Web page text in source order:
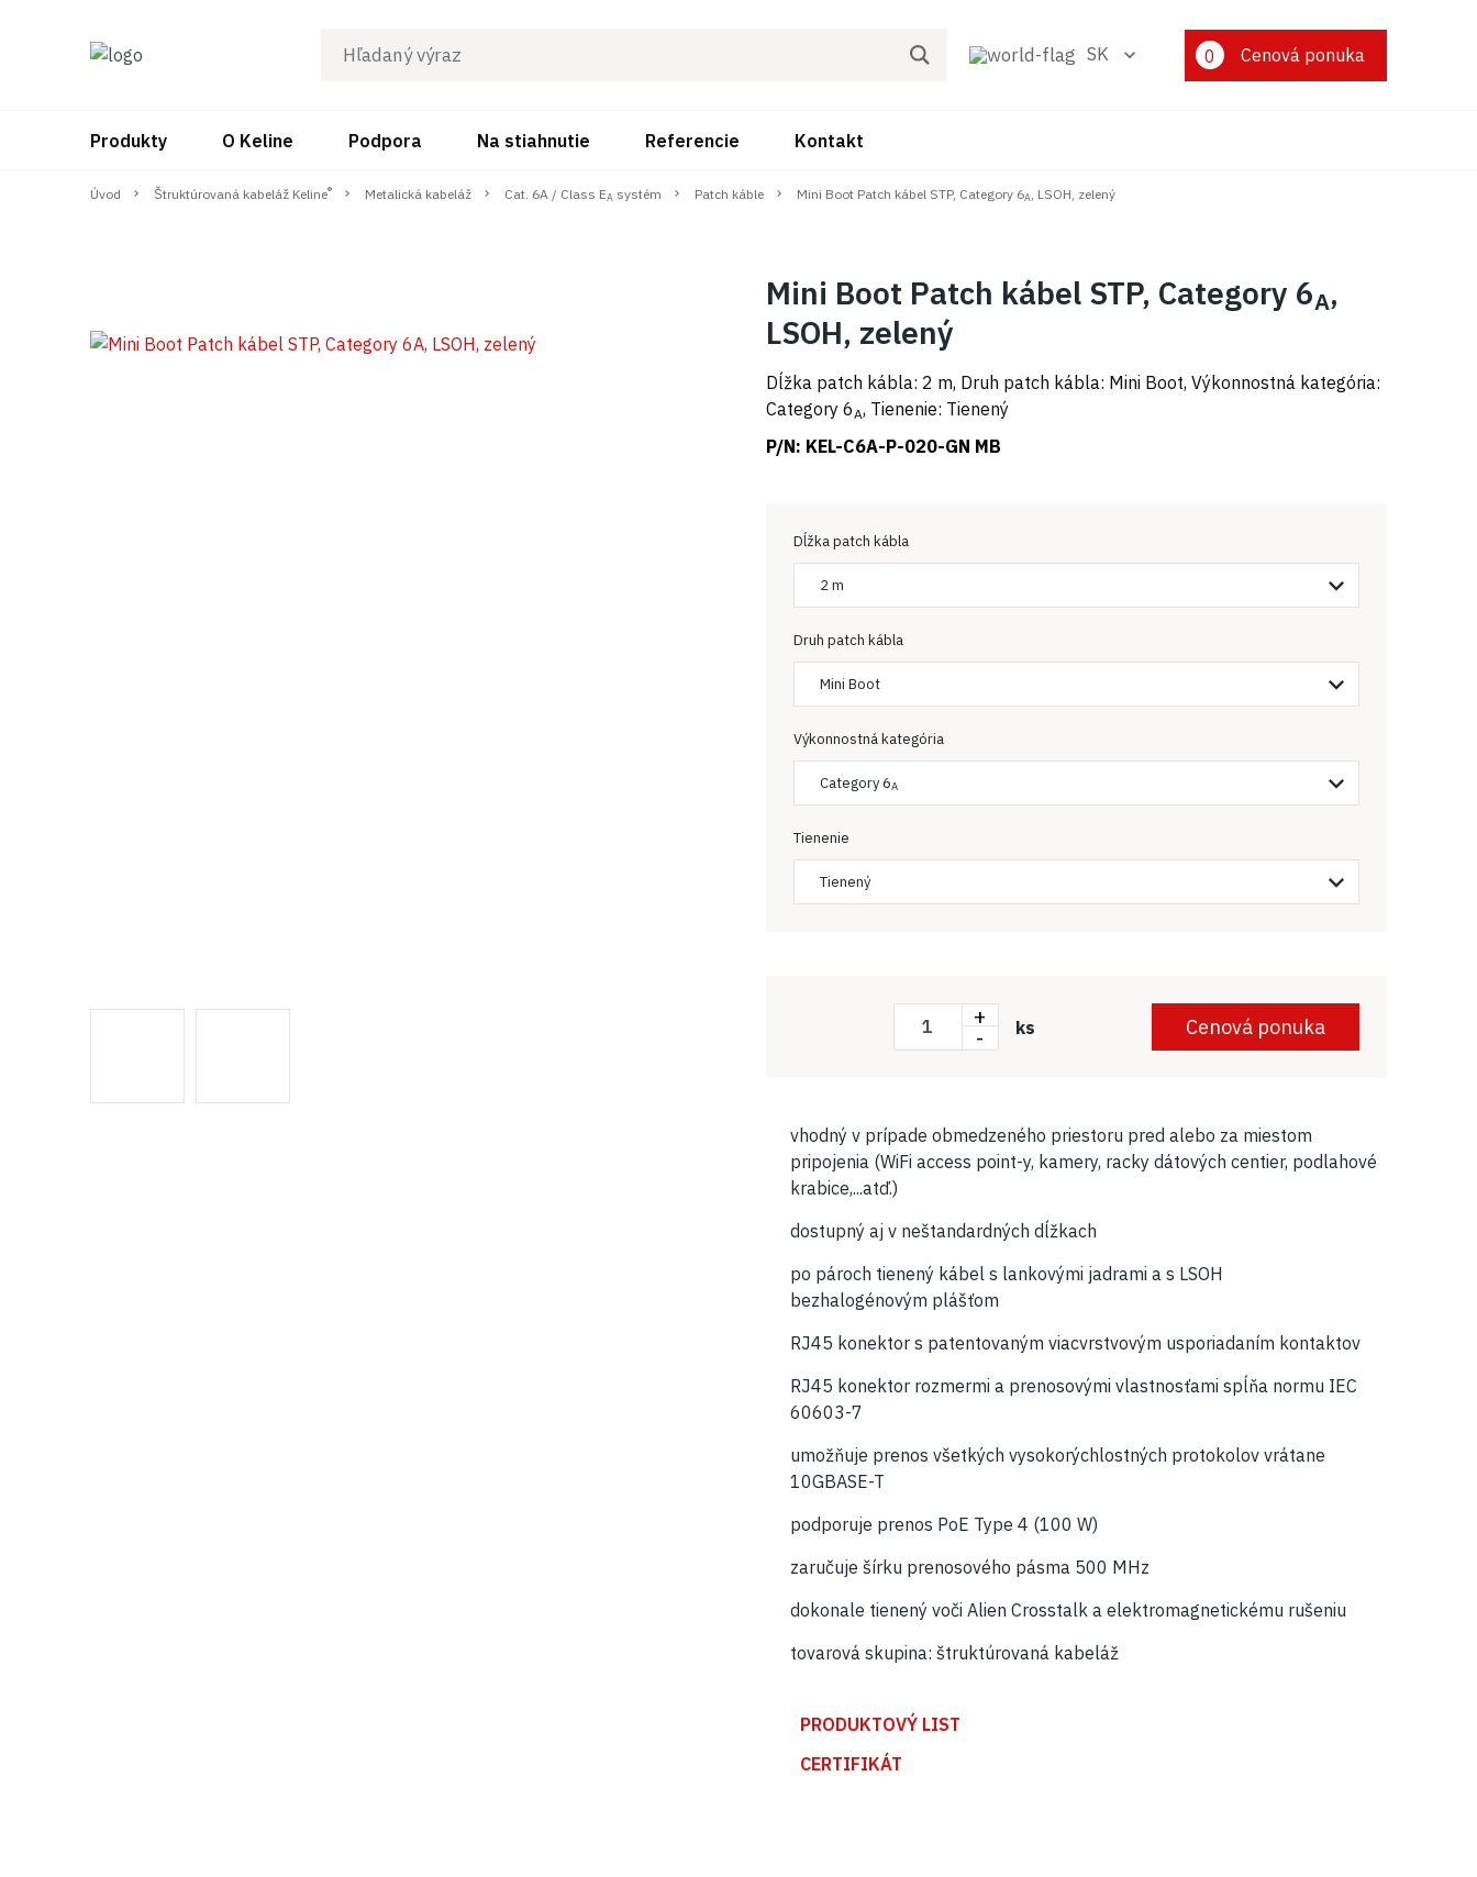
SK 0 Cenová ponuka
Produkty O Keline Podpora Na stiahnutie Referencie Kontakt
Úvod Štruktúrovaná kabeláž Keline® Metalická kabeláž Cat. 6A / Class EA systém Patch káble Mini Boot Patch kábel STP, Category 6A, LSOH, zelený
Mini Boot Patch kábel STP, Category 6A,
LSOH, zelený
Dĺžka patch kábla: 2 m, Druh patch kábla: Mini Boot, Výkonnostná kategória:
Category 6A, Tienenie: Tienený
P/N: KEL-C6A-P-020-GN MB
Dĺžka patch kábla
2 m
Druh patch kábla
Mini Boot
Výkonnostná kategória
Category 6A
Tienenie
Tienený
+
- ks Cenová ponuka
vhodný v prípade obmedzeného priestoru pred alebo za miestom
pripojenia (WiFi access point-y, kamery, racky dátových centier, podlahové
krabice,...atď.)
dostupný aj v neštandardných dĺžkach
po pároch tienený kábel s lankovými jadrami a s LSOH
bezhalogénovým plášťom
RJ45 konektor s patentovaným viacvrstvovým usporiadaním kontaktov
RJ45 konektor rozmermi a prenosovými vlastnosťami spĺňa normu IEC
60603-7
umožňuje prenos všetkých vysokorýchlostných protokolov vrátane
10GBASE-T
podporuje prenos PoE Type 4 (100 W)
zaručuje šírku prenosového pásma 500 MHz
dokonale tienený voči Alien Crosstalk a elektromagnetickému rušeniu
tovarová skupina: štruktúrovaná kabeláž
PRODUKTOVÝ LIST
CERTIFIKÁT